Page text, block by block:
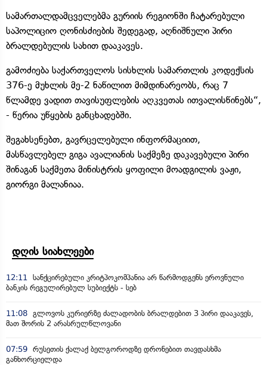
სამართალდამცველებმა გურიის რეგიონში ჩატარებული
საპოლიციო ღონისძიების შედეგად, აღნიშნული პირი
ბრალდებულის სახით დააკავეს.
გამოძიება საქართველოს სისხლის სამართლის კოდექსის
376-ე მუხლის მე-2 ნაწილით მიმდინარეობს, რაც 7
წლამდე ვადით თავისუფლების აღკვეთას ითვალისწინებს“,
- წერია უწყების განცხადებში.
შეგახსენებთ, გავრცელებული ინფორმაციით,
მასწავლებელ გიგა ავალიანის საქმეზე დაკავებული პირი
შინაგან საქმეთა მინისტრის ყოფილი მოადგილის ვაჟი,
გიორგი მალანიაა.
დღის სიახლეები
12:11
სანქცირებული კრიტპოკომპანია არ წარმოდგენს ეროვნული
ბანკის რეგულირებულ სუბიექტს - სებ
11:08 გლოვოს კურიერზე ძალადობის ბრალდებით 3 პირი დააკავეს,
მათ შორის 2 არასრულწლოვანი
07:59 რუსეთის ქალაქ ბელგოროდზე დრონებით თავდასხმა
განხორციელდა